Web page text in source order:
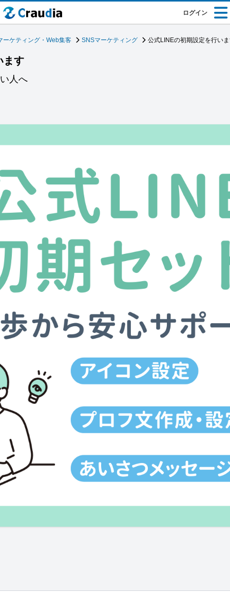
ログイン
ーケティング・Web集客 SNSマーケティング 公式LINEの初期設定を行い
ます
人へ